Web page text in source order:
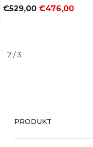
Pro 20W
€529,00 €476,00
2 /von
3
PRODUKT